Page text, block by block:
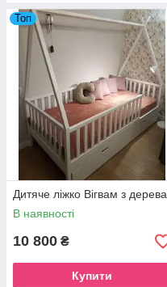
Топ
Дитяче ліжко Вігвам з дерева
В наявності
10 800 ₴
Купити